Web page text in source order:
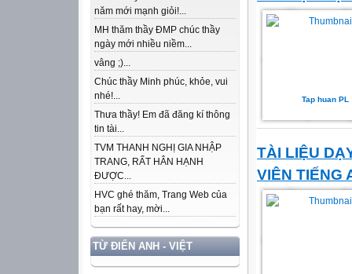
năm mới mạnh giỏi!...
MH thăm thầy ĐMP chúc thầy
ngày mới nhiều niềm...
vâng ;)...
Chúc thầy Minh phúc, khỏe, vui
nhé!...
Thưa thầy! Em đã đăng kí thông
tin tài...
TVM THANH NGHỊ GIA NHẬP
TRANG, RẤT HÂN HẠNH
ĐƯỢC...
HVC ghé thăm, Trang Web của
bạn rất hay, mời...
TỪ ĐIỂN ANH - VIỆT
Tap huan PL
TÀI LIỆU
VIÊN TIẾNG